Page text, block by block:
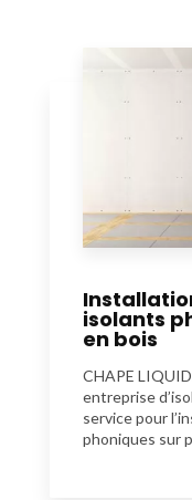
isolants
en bois
CHAPE
entreprise
service pour
phoniques sur